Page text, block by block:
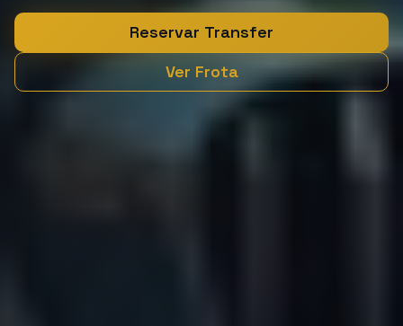
Reservar Transfer
Ver Frota